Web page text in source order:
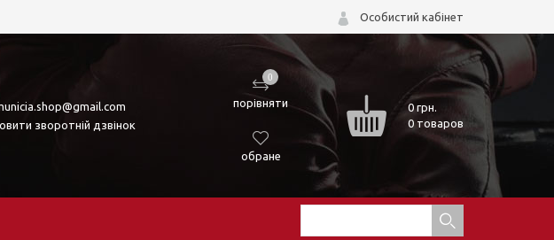
Особистий кабінет
зворотній дзвінок
0
порівняти
обране
0грн.
0 товаров